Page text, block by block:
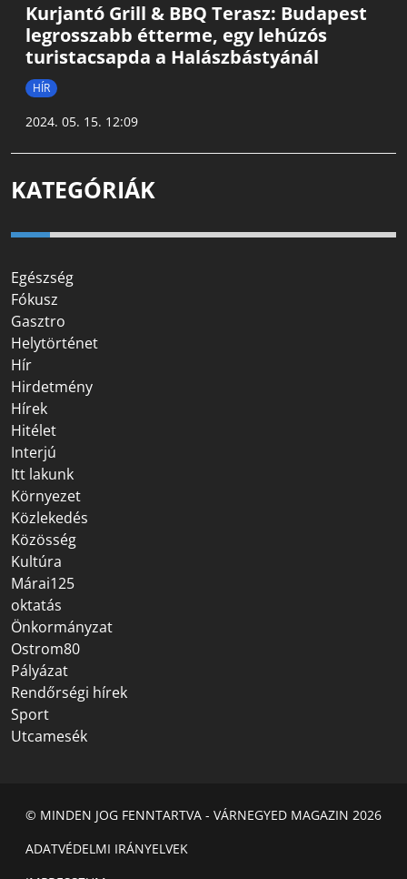
Kurjantó Grill & BBQ Terasz: Budapest
legrosszabb étterme, egy lehúzós
turistacsapda a Halászbástyánál
HÍR
2024. 05. 15. 12:09
KATEGÓRIÁK
Egészség
Fókusz
Gasztro
Helytörténet
Hír
Hirdetmény
Hírek
Hitélet
Interjú
Itt lakunk
Környezet
Közlekedés
Közösség
Kultúra
Márai125
oktatás
Önkormányzat
Ostrom80
Pályázat
Rendőrségi hírek
Sport
Utcamesék
© MINDEN JOG FENNTARTVA - VÁRNEGYED MAGAZIN 2026
ADATVÉDELMI IRÁNYELVEK